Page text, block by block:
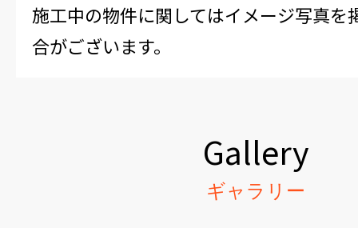
施工中の物件に関してはイメージ写真を
合がございます。
Gallery
ギャラリー